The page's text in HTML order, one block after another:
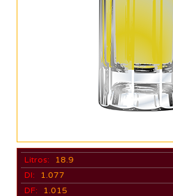
Litros:
18.9
DI:
1.077
DF:
1.015